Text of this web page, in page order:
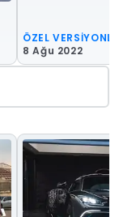
ÖZEL
8 Ağu 2022